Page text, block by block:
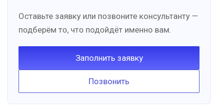
Оставьте заявку или позвоните консультанту —
подберём то, что подойдёт именно вам.
Заполнить заявку
Позвонить